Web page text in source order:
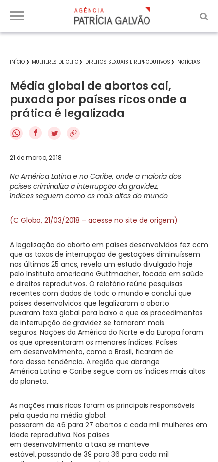
INÍCIO MULHERES DE OLHO DIREITOS SEXUAIS E REPRODUTIVOS NOTÍCIAS
Média global de abortos cai,
puxada por países ricos onde a
prática é legalizada
f
21 de março, 2018
Na América Latina e no Caribe, onde a maioria dos
países criminaliza a interrupção da gravidez,
índices seguem como os mais altos do mundo
(O Globo, 21/03/2018 – acesse no site de origem)
A legalização do aborto em países desenvolvidos fez com
que as taxas de interrupção de gestações diminuíssem
nos últimos 25 anos, revela um estudo divulgado hoje
pelo Instituto americano Guttmacher, focado em saúde
e direitos reprodutivos. O relatório reúne pesquisas
recentes com dados de todo o mundo e conclui que
países desenvolvidos que legalizaram o aborto
puxaram taxa global para baixo e que os procedimentos
de interrupção de gravidez se tornaram mais
seguros. Nações da América do Norte e da Europa foram
os que apresentaram os menores índices. Países
em desenvolvimento, como o Brasil, ficaram de
fora dessa tendência. A região que abrange
América Latina e Caribe segue com os índices mais altos
do planeta.
As nações mais ricas foram as principais responsáveis
pela queda na média global:
passaram de 46 para 27 abortos a cada mil mulheres em
idade reprodutiva. Nos países
em desenvolvimento a taxa se manteve
estável, passando de 39 para 36 para cada mil